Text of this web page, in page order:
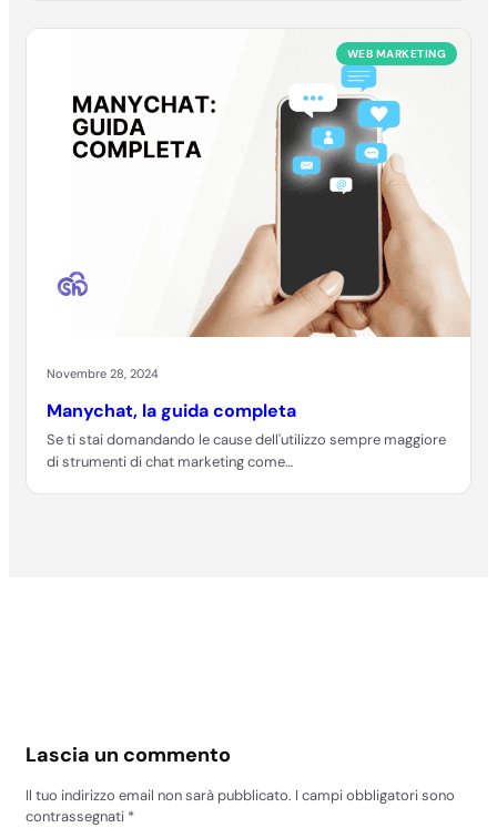
WEB MARKETING
Novembre 28, 2024
Manychat, la guida completa
Se ti stai domandando le cause dell'utilizzo sempre maggiore
di strumenti di chat marketing come…
Lascia un commento
Il tuo indirizzo email non sarà pubblicato. I campi obbligatori sono
contrassegnati *